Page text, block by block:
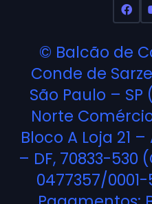
© Balcão de
Conde de
São Paulo –
Norte
Bloco A Loja 21
– DF, 70833-530
0477357/